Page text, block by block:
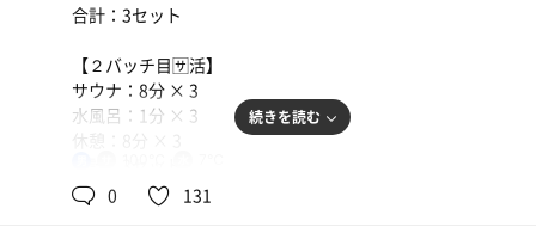
自宅でダブルソフト🍞𝟛
ングで入ったのもあってめっちゃ快適に食事出来ました☺️
晩飯食べたら退店。さあ、途中で給油しながらゆっくりと
浜松戻ります🚗💨＜ｳｯﾋｮｵｵｵｱｱｱ!!!
になったら穂積に向かお🚗💨＜ｳｯﾋｮｵｵｵｱｱｱ!!!
イルのみでルーチンワークは8分3セッツで入眠の手助け🤣
で、また寝ます😪……3 hours later…𝐺𝑜𝑜𝑑 𝑚𝑜𝑟𝑛𝑖𝑛𝑔︎ ☕️🍃
加齢の進んだオサーンは目覚ましなど- ̗̀⏰𓈒 𓂂𓏸なくても5時
ピタで目が覚める🤣🤣🤣
まずは洗体と髭をリーソー🪒決めたら目覚めは独泉の大部
合計：3セット
【２バッチ目🈂️活】
サウナ：8分 × 3
水風呂：1分 × 3
続きを読む
0 131